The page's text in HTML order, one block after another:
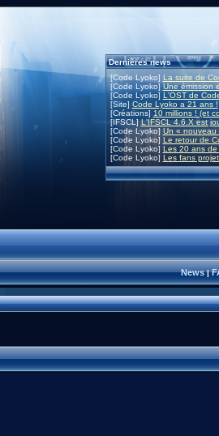
Dernières news
[Code Lyoko] La suite de
[Code Lyoko]Une émission
[Code Lyoko] L'OST de
[Site] Code Lyoko a 21 ans !
[Créations] 10 millions ! (et
[IFSCL]L'IFSCL 4.6.X est
[Code Lyoko] Un « nouveau
[Code Lyoko] Le retour de
[Code Lyoko] Les 20 ans de
[Code Lyoko] Les fans
News|